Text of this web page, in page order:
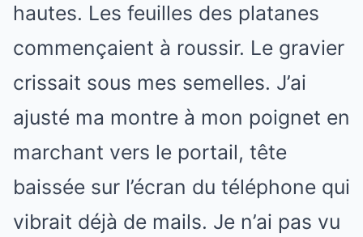
hautes. Les feuilles des platanes
commençaient à roussir. Le gravier
crissait sous mes semelles. J’ai
ajusté ma montre à mon poignet en
marchant vers le portail, tête
baissée sur l’écran du téléphone qui
vibrait déjà de mails. Je n’ai pas vu